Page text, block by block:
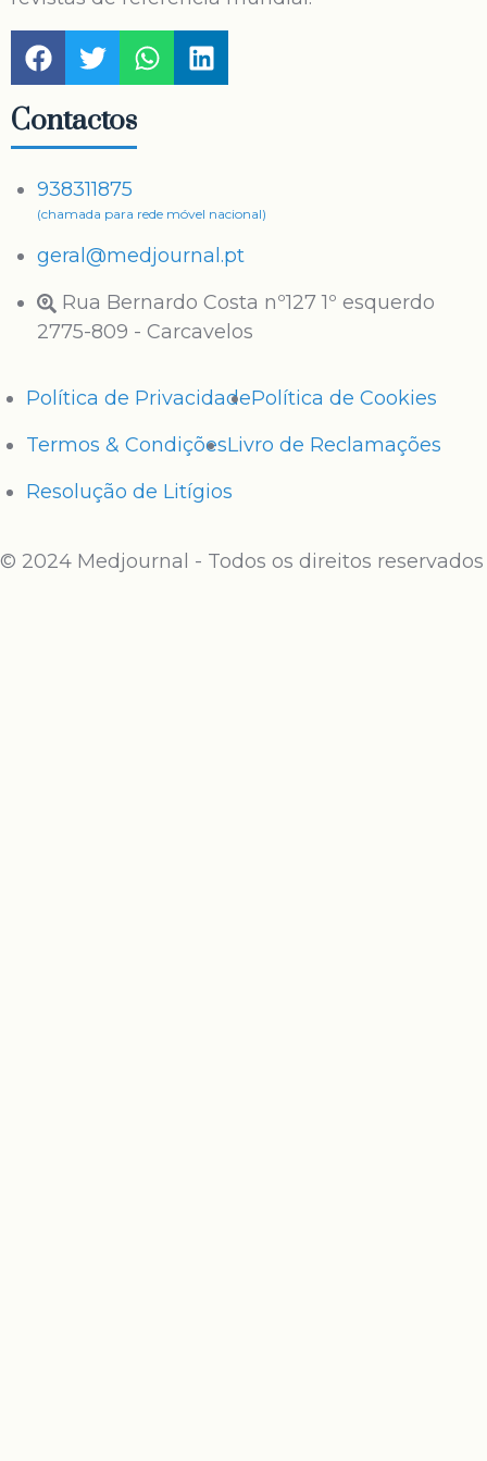
Contactos
938311875
(chamada para rede móvel nacional)
geral@medjournal.pt
Rua Bernardo Costa nº127 1º esquerdo
2775-809 - Carcavelos
Política de PrivacidadePolítica de Cookies
Termos & CondiçõesLivro de Reclamações
Resolução de Litígios
© 2024 Medjournal - Todos os direitos reservados